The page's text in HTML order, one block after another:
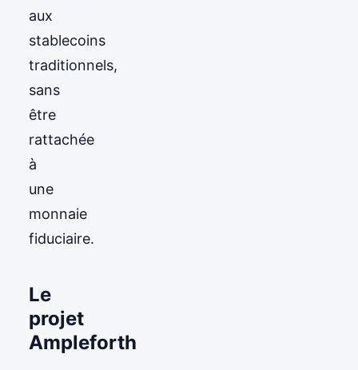
aux
stablecoins
traditionnels,
sans
être
rattachée
à
une
monnaie
fiduciaire.
Le
projet
Ampleforth